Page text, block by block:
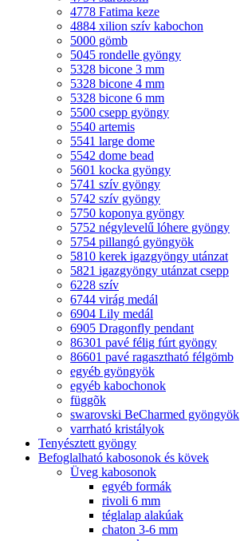
4778 Fatima keze
4884 xilion szív kabochon
5000 gömb
5045 rondelle gyöngy
5328 bicone 3 mm
5328 bicone 4 mm
5328 bicone 6 mm
5500 csepp gyöngy
5540 artemis
5541 large dome
5542 dome bead
5601 kocka gyöngy
5741 szív gyöngy
5742 szív gyöngy
5750 koponya gyöngy
5752 négylevelű lóhere gyöngy
5754 pillangó gyöngyök
5810 kerek igazgyöngy utánzat
5821 igazgyöngy utánzat csepp
6228 szív
6744 virág medál
6904 Lily medál
6905 Dragonfly pendant
86301 pavé félig fúrt gyöngy
86601 pavé ragasztható félgömb
egyéb gyöngyök
egyéb kabochonok
függõk
swarovski BeCharmed gyöngyök
varrható kristályok
Tenyésztett gyöngy
Befoglalható kabosonok és kövek
Üveg kabosonok
egyéb formák
rivoli 6 mm
téglalap alakúak
chaton 3-6 mm